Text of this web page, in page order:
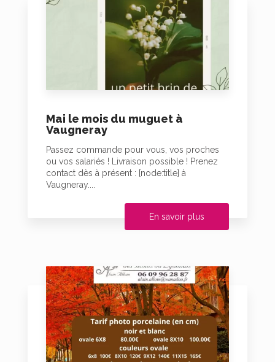
Mai le mois du muguet à
Vaugneray
Passez commande pour vous, vos proches
ou vos salariés ! Livraison possible ! Prenez
contact dès à présent : [node:title] à
Vaugneray....
En savoir plus